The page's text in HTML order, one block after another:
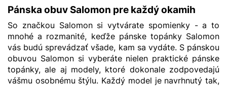
Pánska obuv Salomon pre každý okamih
So značkou Salomon si vytvárate spomienky - a to
mnohé a rozmanité, keďže pánske topánky Salomon
vás budú sprevádzať všade, kam sa vydáte. S pánskou
obuvou Salomon si vyberáte nielen praktické pánske
topánky, ale aj modely, ktoré dokonale zodpovedajú
vášmu osobnému štýlu. Každý model je navrhnutý tak,